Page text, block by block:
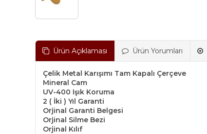
Ürün Açıklaması Ürün Yorumları
Çelik Metal Karışımı Tam Kapalı Çerçeve
Mineral Cam
UV-400 Işık Koruma
2 ( İki ) Yıl Garanti
Orjinal Garanti Belgesi
Orjinal Silme Bezi
Orjinal Kılıf